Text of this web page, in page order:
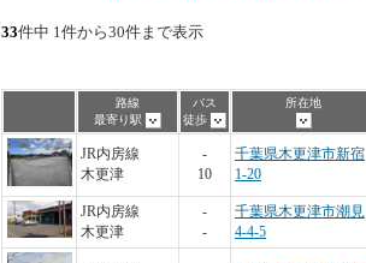
33件中 1件から30件まで表示
路線
最寄り駅
バス
徒歩
所在地
JR内房線
木更津
-
10
千葉県木更津市新宿
1-20
JR内房線
木更津
-
-
千葉県木更津市潮見
4-4-5